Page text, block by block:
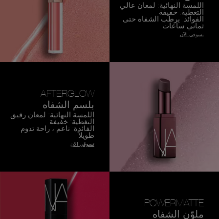
اللمسة النهائية: لمعان عالي
التغطية: خفيفة
الفوائد: يرطب الشفاه حتى
ثماني ساعات
تسوقي الآن
AFTERGLOW
بلسم الشفاه
اللمسة النهائية: لمعان رقيق
التغطية: خفيفة
الفائدة: ناعم ، راحة تدوم
طويلاً
تسوقي الآن
POWERMATTE
ملوّن الشفاه